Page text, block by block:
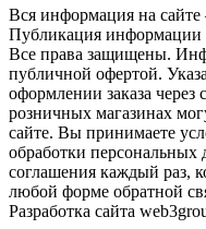
Вся информация на сайте
Публикация информации
Все права защищены.
публичной офертой.
оформлении заказа
розничных магазинах
сайте. Вы принимаете
обработки персональных
соглашения каждый раз,
любой форме обратной
Разработка сайта